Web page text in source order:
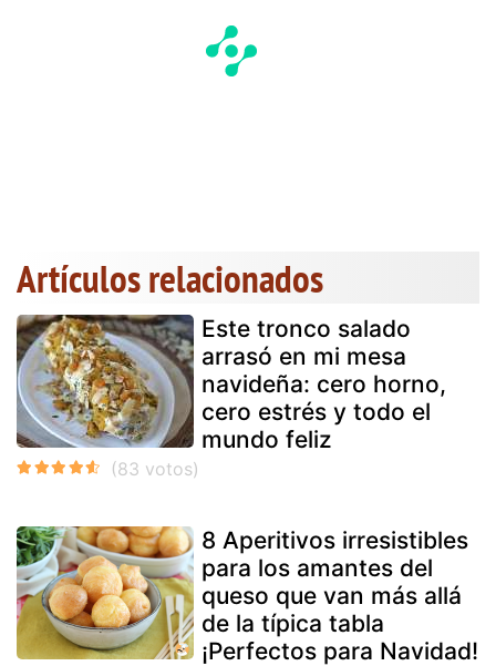
Artículos relacionados
Este tronco salado
arrasó en mi mesa
navideña: cero horno,
cero estrés y todo el
mundo feliz
8 Aperitivos irresistibles
para los amantes del
queso que van más allá
de la típica tabla
¡Perfectos para Navidad!